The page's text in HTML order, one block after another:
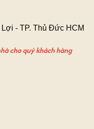
- TP. Thủ Đức HCM
cho quý khách hàng